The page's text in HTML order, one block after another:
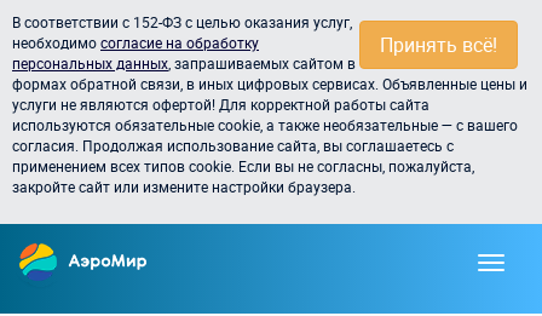
Принять всё!
В соответствии с 152-ФЗ с целью оказания услуг,
необходимосогласие на обработку
персональных данных , запрашиваемых сайтом в
формах обратной связи, в иных цифровых сервисах. Объявленные цены и
услуги не являются офертой! Для корректной работы сайта
используются обязательные cookie, а также необязательные — с вашего
согласия. Продолжая использование сайта, вы соглашаетесь с
применением всех типов cookie. Если вы не согласны, пожалуйста,
закройте сайт или измените настройки браузера.